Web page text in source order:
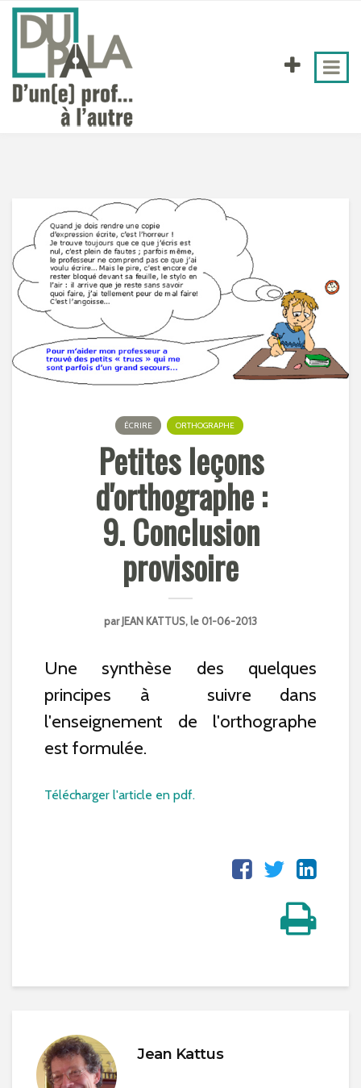
ÉCRIRE ORTHOGRAPHE
Petites leçons
d'orthographe :
9. Conclusion
provisoire
parJEAN KATTUS, le 01-06-2013
Une synthèse des quelques
principes à suivre dans
l'enseignement de l'orthographe
est formulée.
Télécharger l'article en pdf.
Jean Kattus